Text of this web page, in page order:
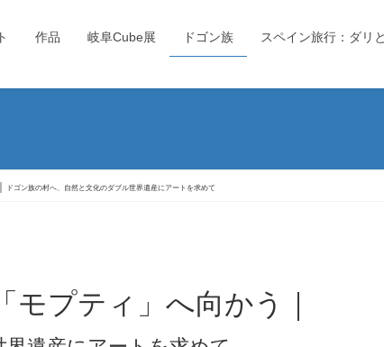
作品 岐阜Cube展 ドゴン族 スペイン旅行：ダリ
ドゴン族の村へ、自然と文化のダブル世界遺産にアートを求めて
モプティ」へ向かう｜